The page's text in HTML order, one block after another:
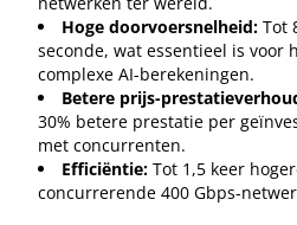
Hoge doorvoersnelheid: Tot
seconde, wat essentieel is voor
complexe AI-berekeningen.
Betere prijs-
30% betere prestatie per
met concurrenten.
Efficiëntie: Tot 1,5 keer
concurrerende 400 Gbps-